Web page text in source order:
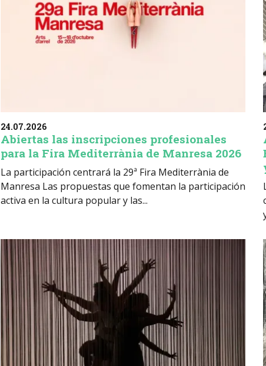
24.07.2026
Abiertas las inscripciones profesionales
para la Fira Mediterrània de Manresa 2026
La participación centrará la 29ª Fira Mediterrània de
Manresa Las propuestas que fomentan la participación
activa en la cultura popular y las...